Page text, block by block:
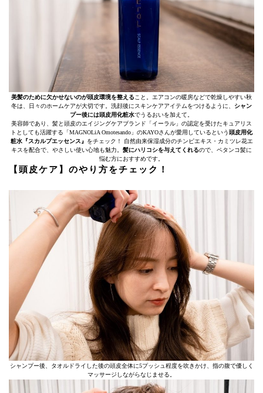
美髪のために欠かせないのが頭皮環境を整える こと。エアコンの暖房などで乾燥しやすい秋
冬は、日々のホームケアが大切です。洗顔後にスキンケアアイテムをつけるように、 シャン
プー後には頭皮用化粧水でうるおいを加えて。
美容師であり、髪と頭皮のエイジングケアブランド「イーラル」の認定を受けたキュアリス
トとしても活躍する「MAGNOLiA Omotesando」のKAYOさんが愛用しているという頭皮用化
粧水『スカルプエッセンス』 をチェック！ 自然由来保湿成分のチンピエキス・カミツレ花エ
キスを配合で、やさしい使い心地も魅力。 髪にハリコシを与えてくれるので、ペタンコ髪に
悩む方におすすめです。
【頭皮ケア】のやり方をチェック！
シャンプー後、タオルドライした後の頭皮全体に5プッシュ程度を吹きかけ、指の腹で優しく
マッサージしながらなじませる。